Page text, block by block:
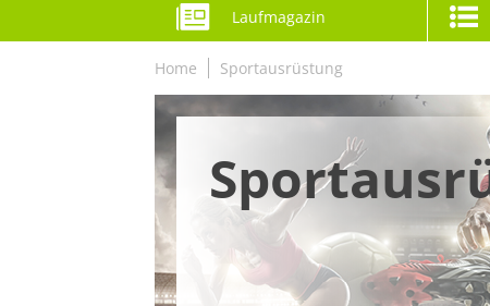
Laufmagazin
Home Sportausrüstung